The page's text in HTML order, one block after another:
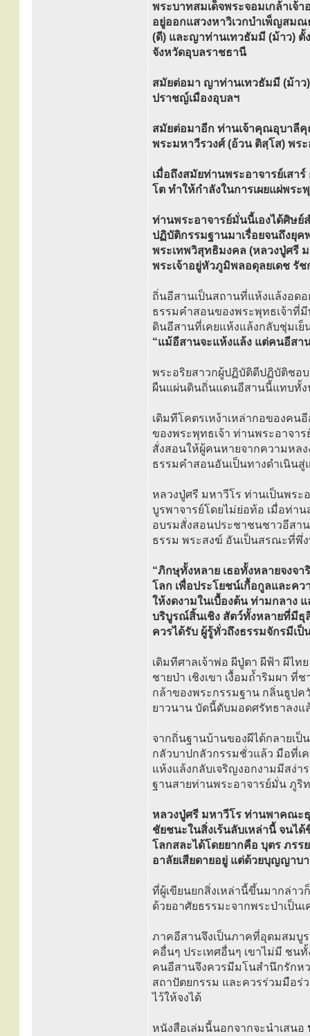
พระบาทสมเด็จพระจอมเกล้าเ
อยู่ออกแสวงหาวิเวกบำเพ็ญสม
(ดี) และญาท่านเทวธัมมี (ม้าว)
จังหวัดอุบลราชธานี
สมัยต่อมา ญาท่านเทวธัมมี (ม้า
ปราชญ์เมืองอุบลฯ
สมัยต่อมาอีก ท่านเจ้าคุณอุบาลี
พระมหาวีรวงศ์ (อ้วน ติสฺโส) พ
เมื่อถึงสมัยท่านพระอาจารย์เส
โต ทำให้กำลังในการเผยแผ่พร
ท่านพระอาจารย์มั่นนี้เองได้ศิษ
ปฏิบัติกรรมฐานมาเรื่อยจนถึงยุ
พระเทพวิสุทธิมงคล (หลวงปู่ศรี
พระเจ้าอยู่หัวภูมิพลอดุลยเดช รั
ถิ่นอีสานเป็นสถานที่แห้งแล้งอด
ธรรมคำสอนของพระพุทธเจ้าที่
ดินอีสานที่เคยแห้งแล้งกลับชุ่มเ
“แม้อีสานจะแห้งแล้ง แต่คนอีสา
พระอริยสาวกผู้ปฏิบัติดีปฏิบัติชอบ
ผืนแผ่นดินถิ่นแดนอีสานนี้แทบทั้
เดิมทีโคตรเหง้าเหล่ากอของค
ของพระพุทธเจ้า ท่านพระอาจา
สั่งสอนให้ผู้คนหายจากความหล
ธรรมคำสอนอันเป็นทางดำเนิน
หลวงปู่ศรี มหาวีโร ท่านเป็นพร
บูรพาจารย์โดยไม่ย่อท้อ เมื่อท่า
อบรมสั่งสอนประชาชนชาวอีสา
ธรรม พระสงฆ์ อันเป็นสรณะที่พึ่
“ภิกษุทั้งหลาย เธอทั้งหลายจงจ
โลก เพื่อประโยชน์เกื้อกูลและค
ให้งดงามในเบื้องต้น ท่ามกลาง
บริบูรณ์สิ้นเชิง สัตว์ทั้งหลายที่มี
ควรได้รับ ผู้รู้ทั่วถึงธรรมจักรมีเป็
เดิมทีศาลเจ้าพ่อ ผีปู่ตา ผีฟ้า ผีไ
ชายป่า เชิงเขา เงื้อมถ้ำริมผา
กล้าของพระกรรมฐาน กลิ่นธูปค
ยาวนาน บัดนี้ดับมอดศรัทธาลงแ
จากถิ่นฐานบ้านของผีได้กลายเป็
กลัวบาปกลัวกรรมชั่วแล้ว มือที่
แห้งแล้งกลับเจริญงอกงามมีสง่
ฐานสายท่านพระอาจารย์มั่น ภูริ
หลวงปู่ศรี มหาวีโร ท่านพาคณะ
ชัยชนะในสิ่งเร้นลับเหล่านี้ จนไ
โลกสละได้โดยยากคือ บุตร ภรร
อาลัยเสียดายอยู่ แต่ด้วยบุญญาบ
ที่ผู้เขียนยกสิ่งเหล่านี้ขึ้นมากล่า
ด้วยอาศัยธรรมะจากพระป่าเป็น
ภาคอีสานจึงเป็นภาคที่อุดมสมบู
คอื่นๆ ประเทศอื่นๆ เขาไม่มี ชน
คนอีสานจึงควรมีมโนสำนึกรักห
สถาปัตยกรรม และควรร่วมมือ
ไว้ให้จงได้
หนังสือเล่มนี้นอกจากจะนำเสนอ